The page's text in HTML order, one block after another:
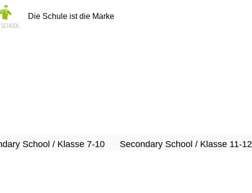
Die Schule ist die Marke
School / Klasse 7-10 Secondary School / Klasse 11-12